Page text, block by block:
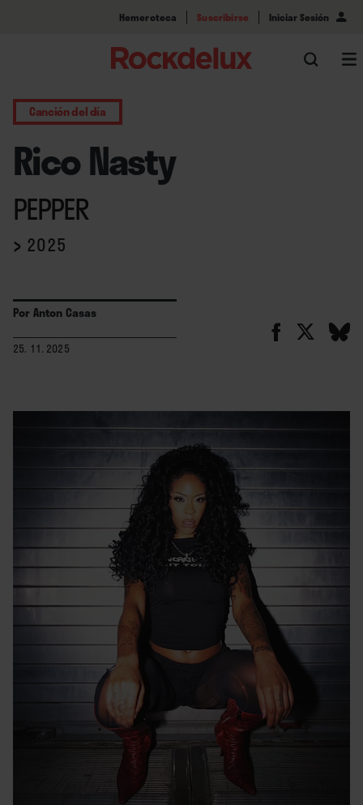
Hemeroteca Suscribirse Iniciar Sesión
Canción del día
Rico Nasty
PEPPER
› 2025
Por Anton Casas
25. 11. 2025